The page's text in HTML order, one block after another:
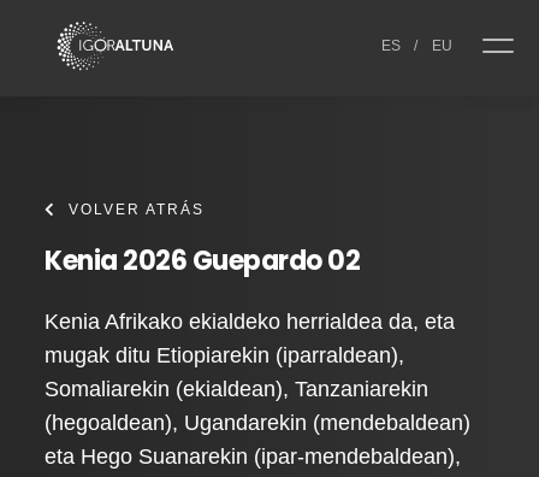
ES / EU
VOLVER ATRÁS
Kenia 2026 Guepardo 02
Kenia Afrikako ekialdeko herrialdea da, eta
mugak ditu Etiopiarekin (iparraldean),
Somaliarekin (ekialdean), Tanzaniarekin
(hegoaldean), Ugandarekin (mendebaldean)
eta Hego Suanarekin (ipar-mendebaldean),